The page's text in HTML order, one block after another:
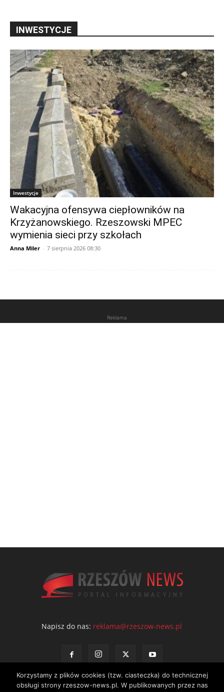
INWESTYCJE
Inwestycje
Wakacyjna ofensywa ciepłowników na
Krzyżanowskiego. Rzeszowski MPEC
wymienia sieci przy szkołach
Anna Miler - 7 sierpnia 2026 08:30
Reklama
Napisz do nas: reklama@rzeszow-news.pl
Korzystamy z plików cookies (tzw. ciasteczka) do technicznej
obsługi strony rzeszow-news.pl. W publikowanych przez nas